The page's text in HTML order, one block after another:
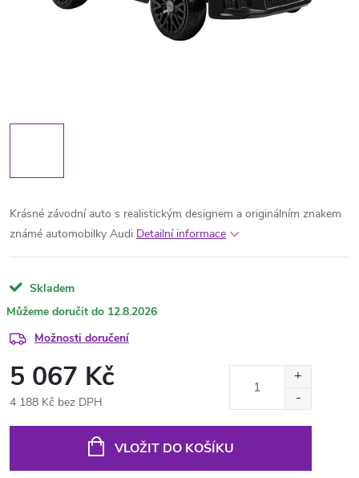
Krásné závodní auto s realistickým designem a originálním znakem
známé automobilky Audi Detailní informace
Skladem
12.8.2026
Možnosti doručení
5 067 Kč
4 188 Kč bez DPH
VLOŽIT DO KOŠÍKU